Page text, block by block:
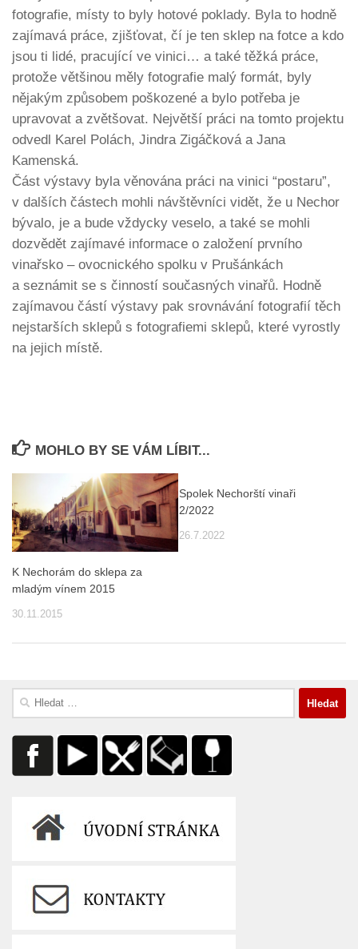
fotografie, místy to byly hotové poklady. Byla to hodně
zajímavá práce, zjišťovat, čí je ten sklep na fotce a kdo
jsou ti lidé, pracující ve vinici… a také těžká práce,
protože většinou měly fotografie malý formát, byly
nějakým způsobem poškozené a bylo potřeba je
upravovat a zvětšovat. Největší práci na tomto projektu
odvedl Karel Polách, Jindra Zigáčková a Jana
Kamenská.
Část výstavy byla věnována práci na vinici “postaru”,
v dalších částech mohli návštěvníci vidět, že u Nechor
bývalo, je a bude vždycky veselo, a také se mohli
dozvědět zajímavé informace o založení prvního
vinařsko – ovocnického spolku v Prušánkách
a seznámit se s činností současných vinařů. Hodně
zajímavou částí výstavy pak srovnávání fotografií těch
nejstarších sklepů s fotografiemi sklepů, které vyrostly
na jejich místě.
MOHLO BY SE VÁM LÍBIT...
K Nechorám do sklepa za
mladým vínem 2015
30.11.2015
Spolek Nechorští vinaři
2/2022
26.7.2022
Vyhledávání